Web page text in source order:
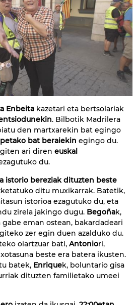
Enbeita kazetari eta bertsolariak
. Bilbotik Madrilera
den martxarekin bat egingo
bat beraiekin egingo du.
ari diren euskal
du.
istorio bereziak dituzten beste
ditu muxikarrak. Batetik,
istorioa ezagutuko du, eta
zirela jakingo dugu. Begoñak,
eman ostean, bakardadeari
zer egin duen azalduko du.
oiartzuar bati, Antoniori,
beste era batera ikusten.
batek, Enriquek, boluntario gisa
dituzten familietako umeei